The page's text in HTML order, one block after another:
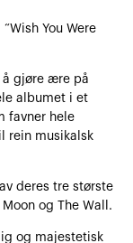
You Were
å gjøre ære på
albumet i et
favner hele
rein musikalsk
deres tre største
og The Wall.
og majestetisk